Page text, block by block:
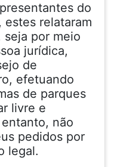
do
estes relataram
seja por meio
jurídica,
de
efetuando
de parques
livre e
não
pedidos por
legal.